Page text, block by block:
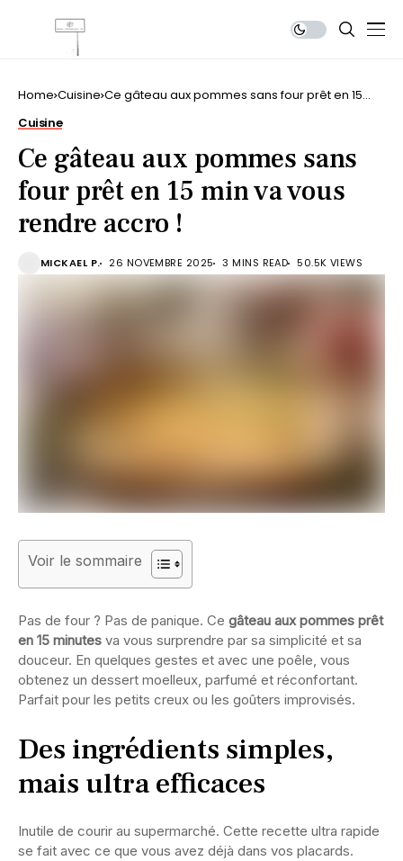
Home Cuisine Ce gâteau aux pommes sans four prêt en 15
Cuisine
Ce gâteau aux pommes sans
four prêt en 15 min va vous
rendre accro !
MICKAEL P. 26 NOVEMBRE 2025 3 MINS READ 50.5K VIEWS
Voir le sommaire
Pas de four ? Pas de panique. Ce gâteau aux pommes prêt
en 15 minutes va vous surprendre par sa simplicité et sa
douceur. En quelques gestes et avec une poêle, vous
obtenez un dessert moelleux, parfumé et réconfortant.
Parfait pour les petits creux ou les goûters improvisés.
Des ingrédients simples,
mais ultra efficaces
Inutile de courir au supermarché. Cette recette ultra rapide
se fait avec ce que vous avez déjà dans vos placards.